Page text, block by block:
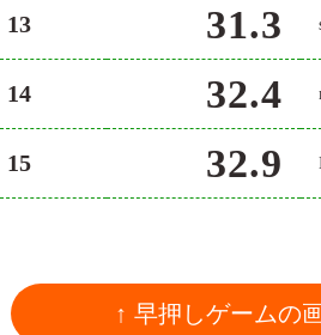
13 31.3
14 32.4
15 32.9
↑ 早押しゲームの